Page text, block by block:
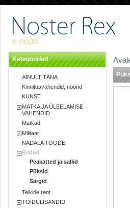
Kategooriad
AINULT TÄNA
Kinnitusvahendid, nöörid
KUNST
MATKA JA ÜLEELAMISE
VAHENDID
Matkad
Militaar
NÄDALA TOODE
Riided
Peakatted ja sallid
Püksid
Särgid
Telkide rent
TOIDULISANDID